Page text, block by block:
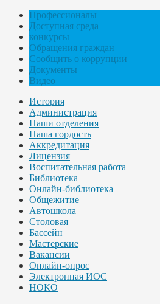
Профессионалы
Доступная среда
конкурсы
Обращения граждан
Сообщить о коррупции
Документы
Видео
История
Администрация
Наши отделения
Наша гордость
Аккредитация
Лицензия
Воспитательная работа
Библиотека
Онлайн-библиотека
Общежитие
Автошкола
Столовая
Бассейн
Мастерские
Вакансии
Онлайн-опрос
Электронная ИОС
НОКО